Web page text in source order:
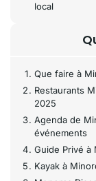
local
Que faire à
Restaurants
2025
Agenda de
événements
Guide Privé à
Kayak à